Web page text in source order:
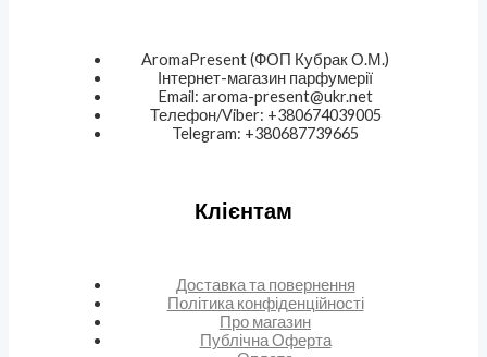
AromaPresent (ФОП Кубрак О.М.)
Інтернет-магазин парфумерії
Email: aroma-present@ukr.net
Телефон/Viber: +380674039005
Telegram: +380687739665
Клієнтам
Доставка та повернення
Політика конфіденційності
Про магазин
Публічна Оферта